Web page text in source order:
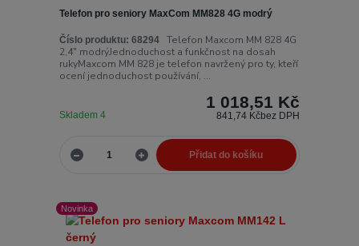
Telefon pro seniory MaxCom MM828 4G modrý
Číslo produktu: 68294Telefon Maxcom MM 828 4G
2,4" modrýJednoduchost a funkčnost na dosah
rukyMaxcom MM 828 je telefon navržený pro ty, kteří
ocení jednoduchost používání, ...
1 018,51 Kč
841,74 Kčbez DPH
Skladem 4
Přidat do košíku
Novinka